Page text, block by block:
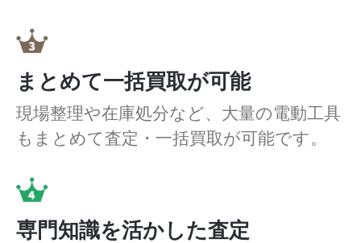
まとめて一括買取が可能
現場整理や在庫処分など、大量の電動工具
もまとめて査定・一括買取が可能です。
専門知識を活かした査定